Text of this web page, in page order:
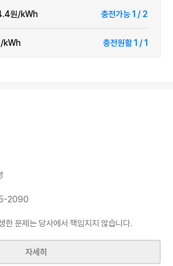
원/kWh 충전가능 1 / 2
kWh 충전원활 1 / 1
2090
한 문제는 당사에서 책임지지 않습니다.
자세히